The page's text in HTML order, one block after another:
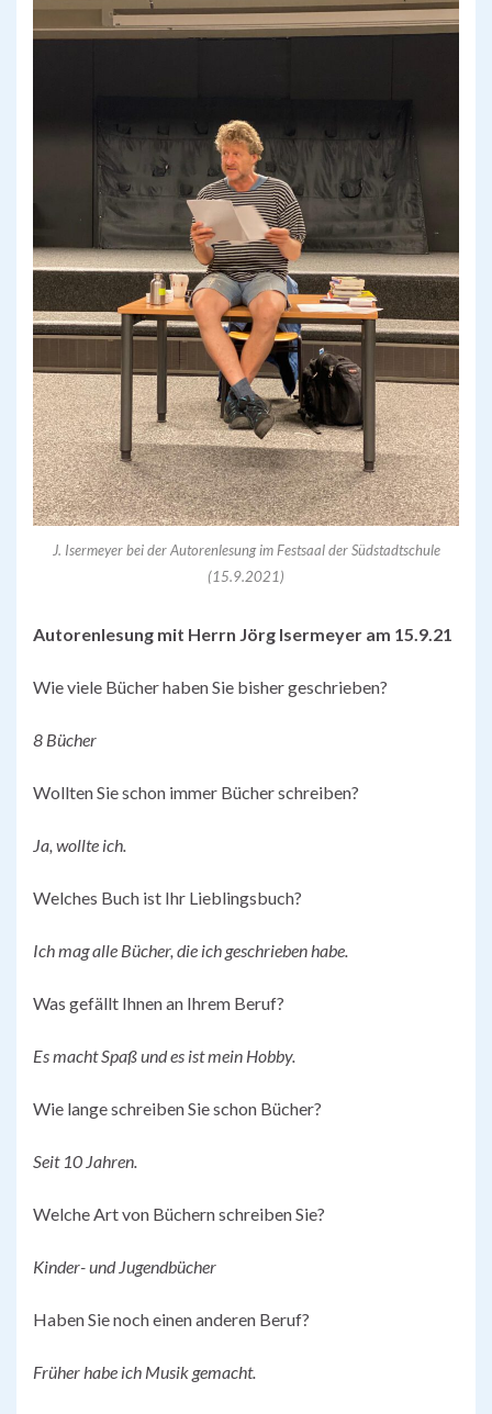
J. Isermeyer bei der Autorenlesung im Festsaal der Südstadtschule
(15.9.2021)
Autorenlesung mit Herrn Jörg Isermeyer am 15.9.21
Wie viele Bücher haben Sie bisher geschrieben?
8 Bücher
Wollten Sie schon immer Bücher schreiben?
Ja, wollte ich.
Welches Buch ist Ihr Lieblingsbuch?
Ich mag alle Bücher, die ich geschrieben habe.
Was gefällt Ihnen an Ihrem Beruf?
Es macht Spaß und es ist mein Hobby.
Wie lange schreiben Sie schon Bücher?
Seit 10 Jahren.
Welche Art von Büchern schreiben Sie?
Kinder- und Jugendbücher
Haben Sie noch einen anderen Beruf?
Früher habe ich Musik gemacht.